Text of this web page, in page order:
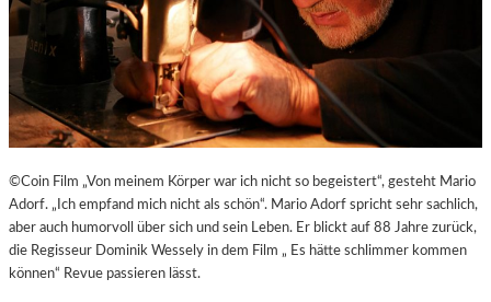
©Coin Film „Von meinem Körper war ich nicht so begeistert“, gesteht Mario
Adorf. „Ich empfand mich nicht als schön“. Mario Adorf spricht sehr sachlich,
aber auch humorvoll über sich und sein Leben. Er blickt auf 88 Jahre zurück,
die Regisseur Dominik Wessely in dem Film „ Es hätte schlimmer kommen
können“ Revue passieren lässt.